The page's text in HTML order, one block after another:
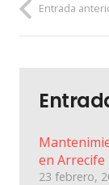
Entrada
en Arrecife
23 febrero,